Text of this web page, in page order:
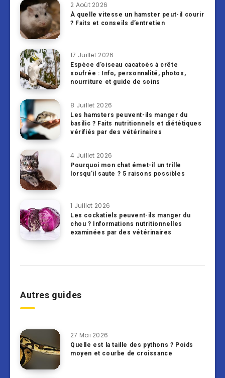
2 Août 2026
À quelle vitesse un hamster peut-il courir
? Faits et conseils d’entretien
17 Juillet 2026
Espèce d’oiseau cacatoès à crête
soufrée : Info, personnalité, photos,
nourriture et guide de soins
8 Juillet 2026
Les hamsters peuvent-ils manger du
basilic ? Faits nutritionnels et diététiques
vérifiés par des vétérinaires
4 Juillet 2026
Pourquoi mon chat émet-il un trille
lorsqu’il saute ? 5 raisons possibles
1 Juillet 2026
Les cockatiels peuvent-ils manger du
chou ? Informations nutritionnelles
examinées par des vétérinaires
Autres guides
27 Mai 2026
Quelle est la taille des pythons ? Poids
moyen et courbe de croissance